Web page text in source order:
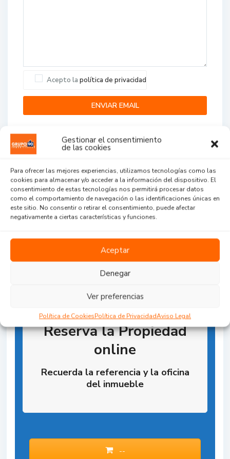
Gestionar el consentimiento
de las cookies
Para ofrecer las mejores experiencias, utilizamos tecnologías como las
cookies para almacenar y/o acceder a la información del dispositivo. El
consentimiento de estas tecnologías nos permitirá procesar datos
como el comportamiento de navegación o las identificaciones únicas en
este sitio. No consentir o retirar el consentimiento, puede afectar
negativamente a ciertas características y funciones.
Aceptar
Denegar
Ver preferencias
Política de CookiesPolítica de PrivacidadAviso Legal
Acepto la política de privacidad
Agent Reviews
...
Reserva la Propiedad
online
Recuerda la referencia y la oficina
del inmueble
--